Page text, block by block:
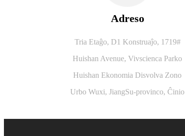
Adreso
Tria Etaĝo, D1 Konstruaĵo, 1719#
Huishan Avenue, Vivscienca Parko
Huishan Ekonomia Disvolva Zono
Urbo Wuxi, JiangSu-provinco, Ĉinio